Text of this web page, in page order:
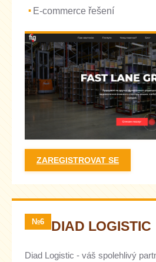
E-commerce řešení
ZAREGISTROVAT SE
№6 DIAD LOGISTIC
Diad Logistic - váš spolehlivý